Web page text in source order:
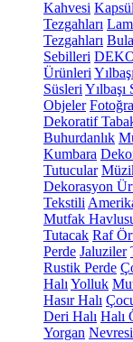
Kahvesi
Tezgahları
Tezgahları
Sebilleri
Ürünleri
Süsleri Yılbaşı
Objeler
Dekoratif
Buhurdanlık
Kumbara
Tutucular
Dekorasyon
Tekstili
Mutfak
Tutacak Raf
Perde Jaluziler
Rustik Perde
Halı Yolluk
Hasır Halı
Deri Halı Halı
Yorgan